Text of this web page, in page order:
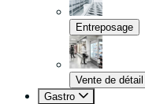
Entreposage
Vente de détail
Gastro